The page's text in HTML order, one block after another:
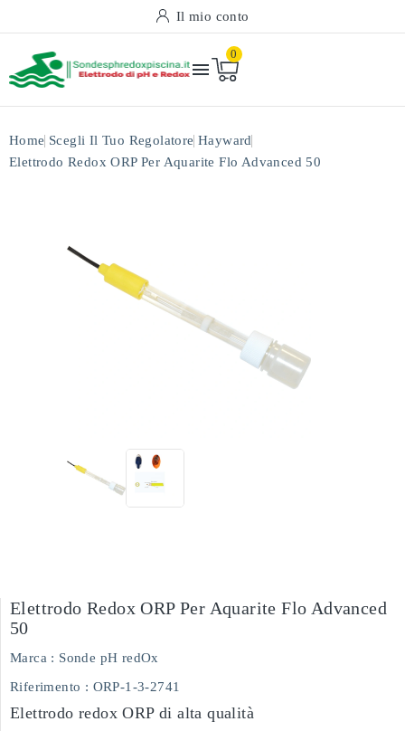
Il mio conto

0
Home Scegli Il Tuo Regolatore Hayward
Elettrodo Redox ORP Per Aquarite Flo Advanced 50
Elettrodo Redox ORP Per Aquarite Flo Advanced
50
Marca : Sonde pH redOx
Riferimento : ORP-1-3-2741
Elettrodo redox ORP di alta qualità